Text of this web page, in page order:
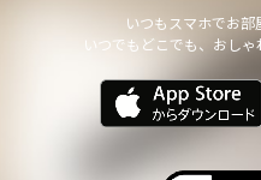
いつもスマホでお部
いつでもどこでも、おしゃ